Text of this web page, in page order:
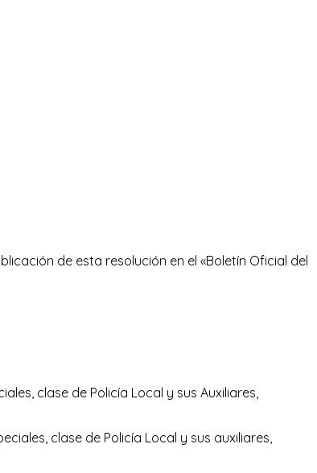
de esta resolución en el «Boletín Oficial del
clase de Policía Local y sus Auxiliares,
clase de Policía Local y sus auxiliares,